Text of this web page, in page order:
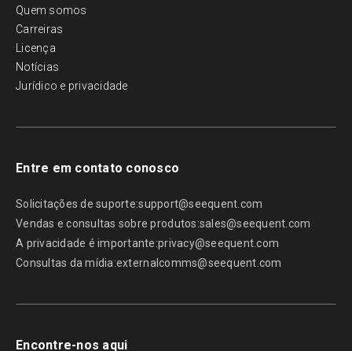
Quem somos
Carreiras
Licença
Notícias
Jurídico e privacidade
Entre em contato conosco
Solicitações de suporte:support@seequent.com
Vendas e consultas sobre produtos:sales@seequent.com
A privacidade é importante:privacy@seequent.com
Consultas da mídia:externalcomms@seequent.com
Encontre-nos aqui